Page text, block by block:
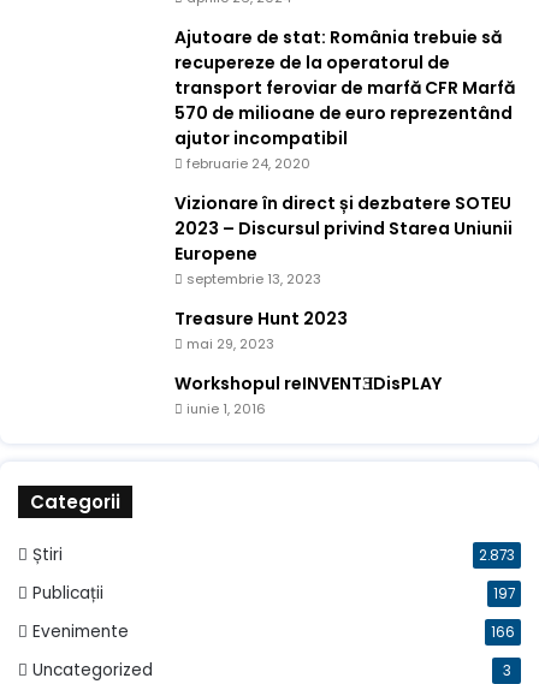
Ajutoare de stat: România trebuie să
recupereze de la operatorul de
transport feroviar de marfă CFR Marfă
570 de milioane de euro reprezentând
ajutor incompatibil
februarie 24, 2020
Vizionare în direct și dezbatere SOTEU
2023 – Discursul privind Starea Uniunii
Europene
septembrie 13, 2023
Treasure Hunt 2023
mai 29, 2023
Workshopul reINVENTƎDisPLAY
iunie 1, 2016
Categorii
Știri 2.873
Publicații 197
Evenimente 166
Uncategorized 3